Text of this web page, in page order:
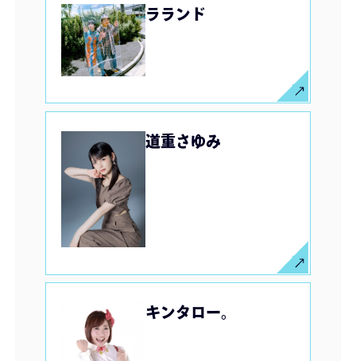
ラランド
道重さゆみ
キンタロー。